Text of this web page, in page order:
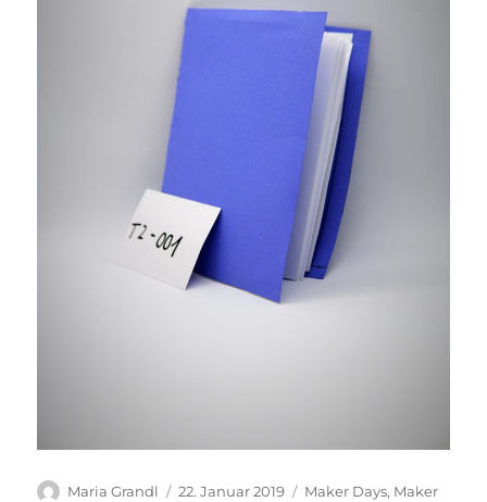
Autor
Maria Grandl
Veröffentlicht
22. Januar 2019 Kategorien
Maker Days, Maker